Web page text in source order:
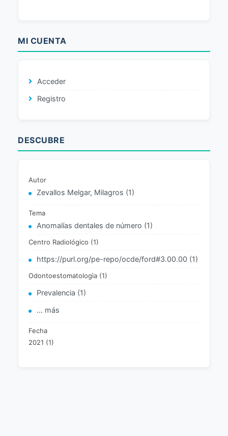
MI CUENTA
Acceder
Registro
DESCUBRE
Autor
Zevallos Melgar, Milagros (1)
Tema
Anomalías dentales de número (1)
Centro Radiológico (1)
https://purl.org/pe-repo/ocde/ford#3.00.00 (1)
Odontoestomatologìa (1)
Prevalencia (1)
... más
Fecha
2021 (1)